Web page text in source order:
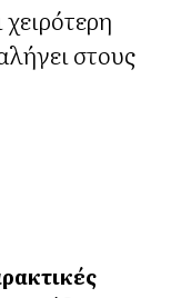
στους